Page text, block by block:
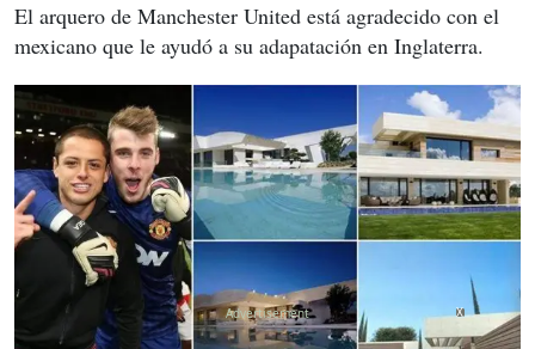
El arquero de Manchester United está agradecido con el
mexicano que le ayudó a su adapatación en Inglaterra.
X